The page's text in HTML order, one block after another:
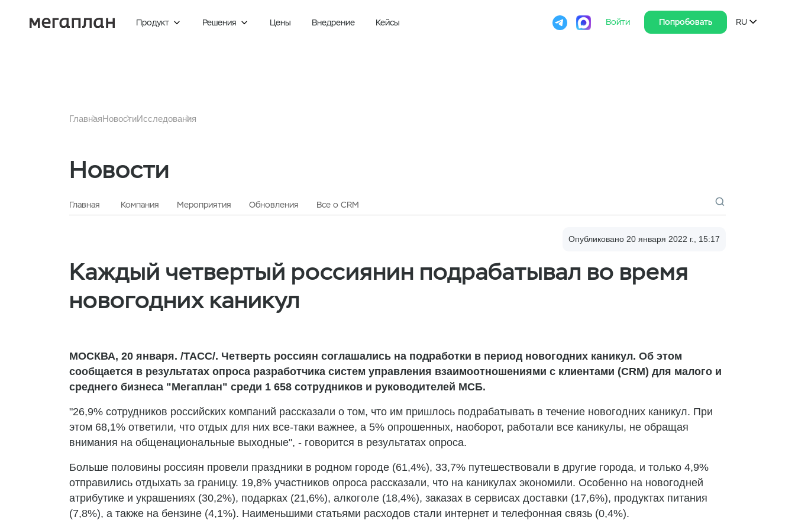
Продукт  Решения  Цены Внедрение Кейсы Войти Попробовать RU 
ГлавнаяНовостиИсследования
Новости
Главная Компания Мероприятия Обновления Все о CRM 
Опубликовано 20 января 2022 г., 15:17
Каждый четвертый россиянин подрабатывал во время
новогодних каникул
МОСКВА, 20 января. /ТАСС/. Четверть россиян соглашались на подработки в период новогодних каникул. Об этом
сообщается в результатах опроса разработчика систем управления взаимоотношениями с клиентами (CRM) для малого и
среднего бизнеса "Мегаплан" среди 1 658 сотрудников и руководителей МСБ.
"26,9% сотрудников российских компаний рассказали о том, что им пришлось подрабатывать в течение новогодних каникул. При
этом 68,1% ответили, что отдых для них все-таки важнее, а 5% опрошенных, наоборот, работали все каникулы, не обращая
внимания на общенациональные выходные", - говорится в результатах опроса.
Больше половины россиян провели праздники в родном городе (61,4%), 33,7% путешествовали в другие города, и только 4,9%
отправились отдыхать за границу. 19,8% участников опроса рассказали, что на каникулах экономили. Особенно на новогодней
атрибутике и украшениях (30,2%), подарках (21,6%), алкоголе (18,4%), заказах в сервисах доставки (17,6%), продуктах питания
(7,8%), а также на бензине (4,1%). Наименьшими статьями расходов стали интернет и телефонная связь (0,4%).